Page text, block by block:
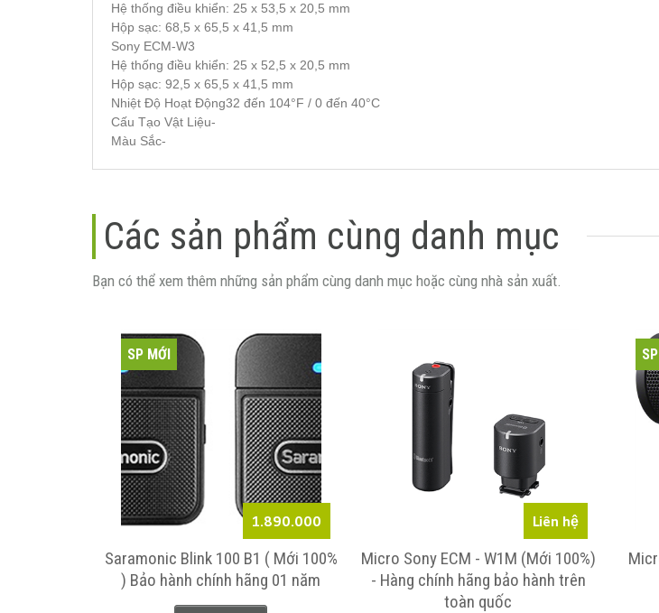
Hệ thống điều khiển: 25 x 53,5 x 20,5 mm
Hộp sạc: 68,5 x 65,5 x 41,5 mm
Sony ECM-W3
Hệ thống điều khiển: 25 x 52,5 x 20,5 mm
Hộp sạc: 92,5 x 65,5 x 41,5 mm
Nhiệt Độ Hoạt Động32 đến 104°F / 0 đến 40°C
Cấu Tạo Vật Liệu-
Màu Sắc-
Các sản phẩm cùng danh mục
Bạn có thể xem thêm những sản phẩm cùng danh mục hoặc cùng nhà sản xuất.
1.890.000
SP MỚI
Saramonic Blink 100 B1 ( Mới 100%
) Bảo hành chính hãng 01 năm
Liên hệ
Micro Sony ECM - W1M (Mới 100%)
- Hàng chính hãng bảo hành trên
toàn quốc